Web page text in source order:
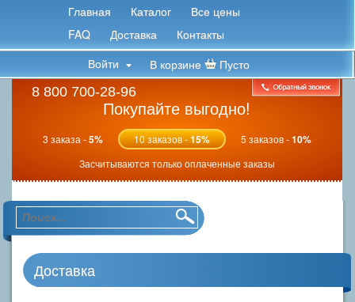
Главная Каталог
Все цены
FAQ
Доставка
Контакты
В корзине
Пусто
Войти
Покупайте выгодно!
3 заказа -5% 10 заказов -15% 5 заказов -10%
Засчитываются только оплаченные заказы
8 800 700-28-96
Доставка